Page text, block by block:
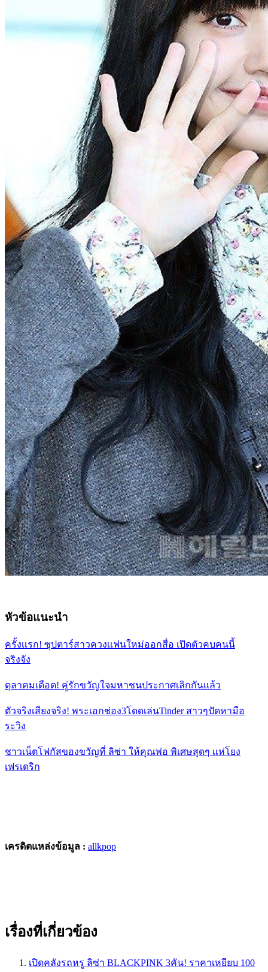
หัวข้อแนะนำ
ครั้งเเรก! ซุปตาร์สาวควงเเฟนใหม่ออกสื่อ เปิดตัวคบคนนี้
จริงจัง
ตุลาคมเดือด! คู่รักขวัญใจมหาชนประกาศเลิกกันเเล้ว
ตัวจริงเสียงจริง! พระเอกช่อง3โดดเล่นTinder สาวๆปัดหามือ
ระวิง
ชาวเน็ตโฟกัสของขวัญที่ ลิซ่า ให้คุณพ่อ พิเศษสุดๆ เเห่โยง
เฟรเดริก
เครดิตแหล่งข้อมูล : allkpop
เรื่องที่เกี่ยวข้อง
เปิดคลังรถหรู ลิซ่า BLACKPINK 3คัน! ราคาเหยียบ 100